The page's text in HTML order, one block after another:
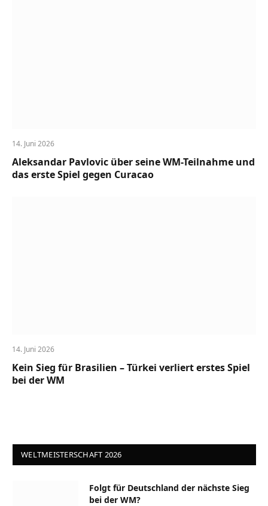
14. Juni 2026
Aleksandar Pavlovic über seine WM-Teilnahme und
das erste Spiel gegen Curacao
14. Juni 2026
Kein Sieg für Brasilien – Türkei verliert erstes Spiel
bei der WM
WELTMEISTERSCHAFT 2026
Folgt für Deutschland der nächste Sieg
bei der WM?